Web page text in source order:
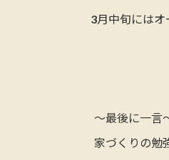
3月中旬にはオ
～最後に一言
家づくりの勉